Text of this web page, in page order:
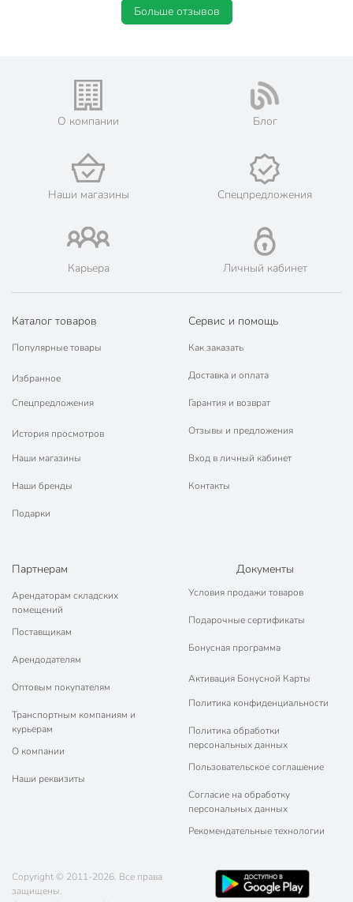
Больше отзывов
О компании Блог
Наши магазины Спецпредложения
Карьера Личный кабинет
Каталог товаров
Популярные товары
Избранное
Спецпредложения
История просмотров
Наши магазины
Наши бренды
Подарки
Сервис и помощь
Как заказать
Доставка и оплата
Гарантия и возврат
Отзывы и предложения
Вход в личный кабинет
Контакты
Партнерам
Арендаторам складских
помещений
Поставщикам
Арендодателям
Оптовым покупателям
Транспортным компаниям и
курьерам
О компании
Наши реквизиты
Документы
Условия продажи товаров
Подарочные сертификаты
Бонусная программа
Активация Бонусной Карты
Политика конфиденциальности
Политика обработки
персональных данных
Пользовательское соглашение
Согласие на обработку
персональных данных
Рекомендательные технологии
Copyright © 2011-2026. Все права
защищены.